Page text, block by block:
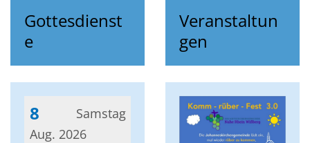
Gottesdienst
e
Samstag
8
Aug. 2026
Veranstaltun
gen